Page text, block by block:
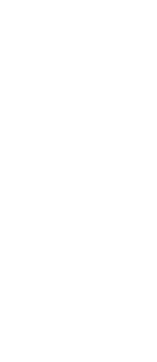
GRIS PERLE